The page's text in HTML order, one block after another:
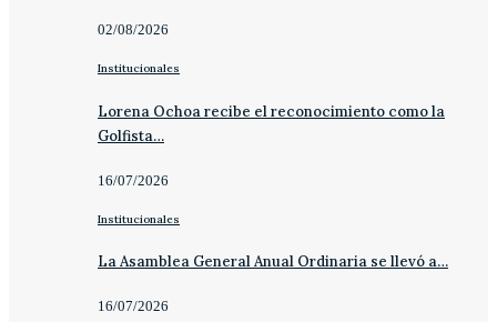
02/08/2026
Institucionales
Lorena Ochoa recibe el reconocimiento como la
Golfista…
16/07/2026
Institucionales
La Asamblea General Anual Ordinaria se llevó a…
16/07/2026